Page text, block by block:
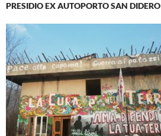
PRESIDIO EX AUTOPORTO SAN DIDERO